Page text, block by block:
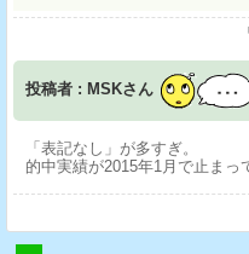
投稿者 : MSKさん
「表記なし」が多すぎ。
的中実績が2015年1月で止まっ